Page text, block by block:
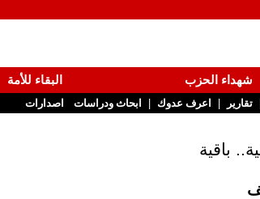
شهداء الحزب
البقاء للأمة
تقارير | اعرف عدوك | ابحاث ودراسات اصدارات
باقية